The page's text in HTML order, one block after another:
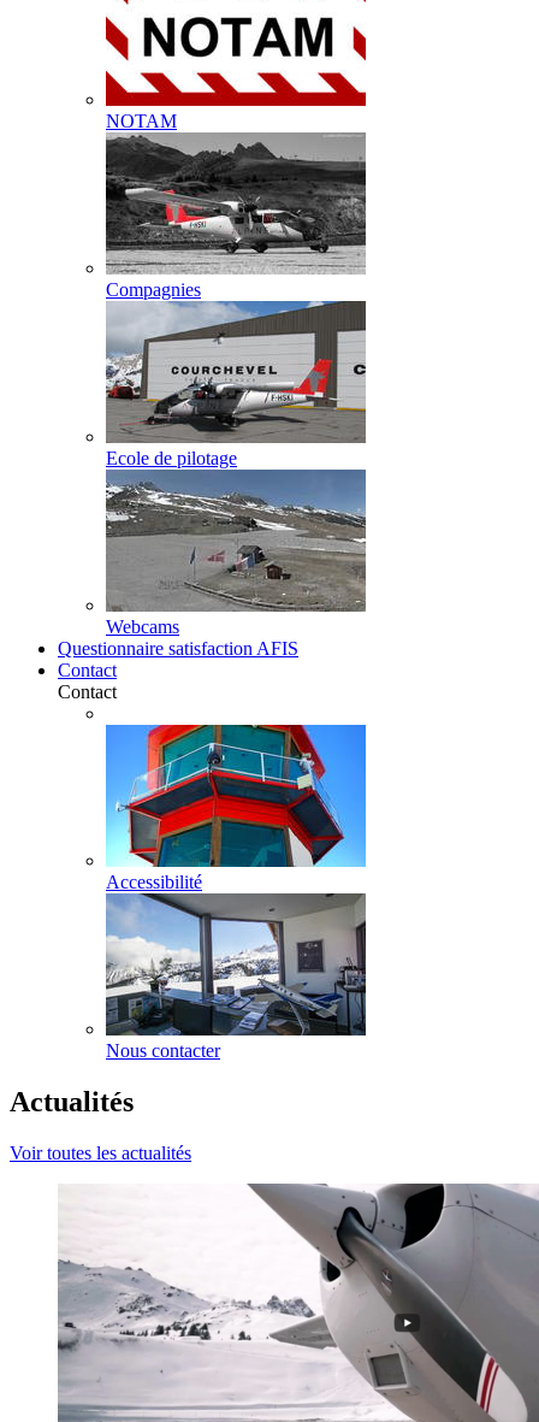
NOTAM
Compagnies
Ecole de pilotage
Webcams
Questionnaire satisfaction AFIS
Contact
Contact
Accessibilité
Nous contacter
Actualités
Voir toutes les actualités